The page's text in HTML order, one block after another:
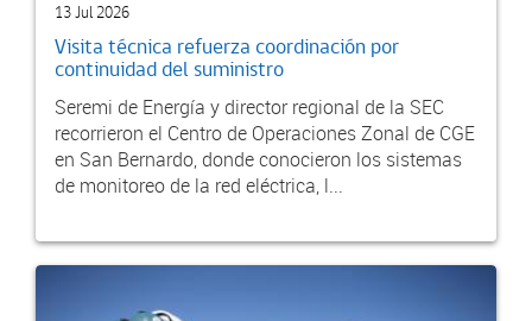
13 Jul 2026
Visita técnica refuerza coordinación por
continuidad del suministro
Seremi de Energía y director regional de la SEC
recorrieron el Centro de Operaciones Zonal de CGE
en San Bernardo, donde conocieron los sistemas
de monitoreo de la red eléctrica, l...